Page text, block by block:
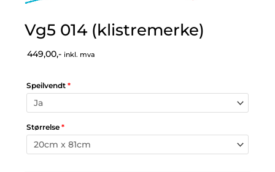
Vg5 014 (klistremerke)
449,00,- inkl. mva
Speilvendt *
Størrelse *